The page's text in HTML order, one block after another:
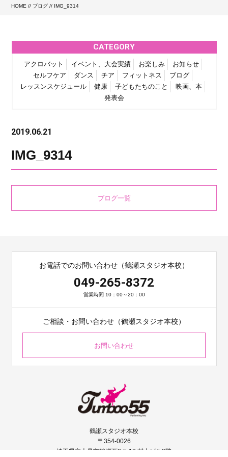
HOME // ブログ // IMG_9314
CATEGORY
アクロバット イベント、大会実績 お楽しみ
お知らせ
セルフケア
ダンス チア フィットネス
ブログ
レッスンスケジュール
健康 子どもたちのこと
映画、本
発表会
2019.06.21
IMG_9314
ブログ一覧
お電話でのお問い合わせ（鶴瀬スタジオ本校）
049-265-8372
営業時間 10：00～20：00
ご相談・お問い合わせ（鶴瀬スタジオ本校）
お問い合わせ
鶴瀬スタジオ本校
〒354-0026
埼玉県富士見市鶴瀬西2-5-10 村上ビル2階